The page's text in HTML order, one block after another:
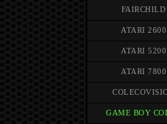
FAIRCHILD
ATARI 2600
ATARI 5200
ATARI 7800
GAME BOY